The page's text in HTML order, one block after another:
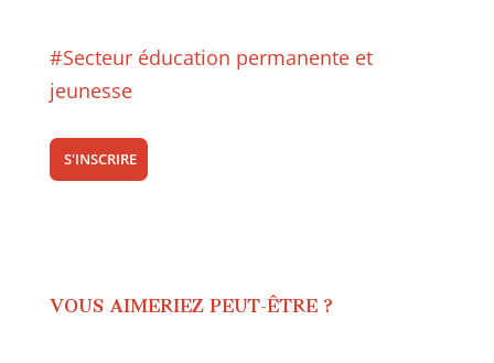
#Secteur éducation permanente et
jeunesse
S'INSCRIRE
VOUS AIMERIEZ PEUT-ÊTRE ?